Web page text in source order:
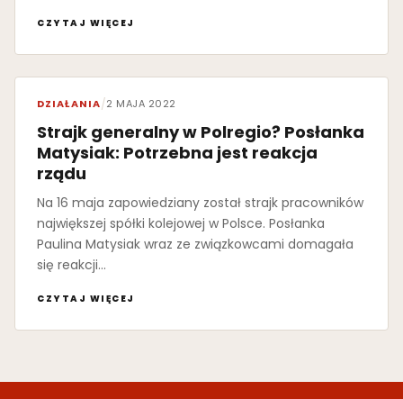
CZYTAJ WIĘCEJ
DZIAŁANIA/2 MAJA 2022
Strajk generalny w Polregio? Posłanka
Matysiak: Potrzebna jest reakcja
rządu
Na 16 maja zapowiedziany został strajk pracowników
największej spółki kolejowej w Polsce. Posłanka
Paulina Matysiak wraz ze związkowcami domagała
się reakcji…
CZYTAJ WIĘCEJ